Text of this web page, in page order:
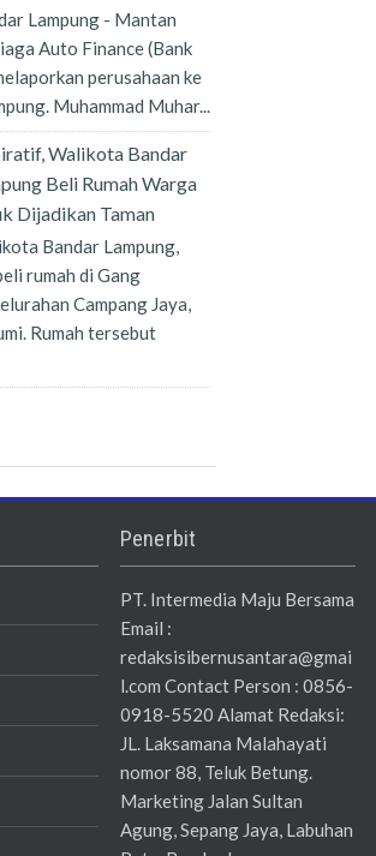
Lampung - Mantan
Auto Finance (Bank
perusahaan ke
Muhammad Muhar...
Walikota Bandar
Beli Rumah Warga
Dijadikan Taman
Bandar Lampung,
rumah di Gang
Campang Jaya,
Rumah tersebut
Penerbit
PT. Intermedia Maju Bersama
Email :
redaksisibernusantara@gmai
l.com Contact Person : 0856-
0918-5520 Alamat Redaksi:
JL. Laksamana Malahayati
nomor 88, Teluk Betung.
Marketing Jalan Sultan
Agung, Sepang Jaya, Labuhan